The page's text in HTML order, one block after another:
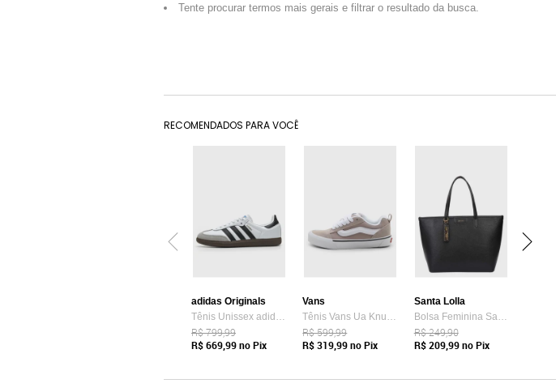
Tente procurar termos mais gerais e filtrar o resultado da busca.
RECOMENDADOS PARA VOCÊ
adidas Originals
Tênis Unissex adidas Originals Samba OG Branco
R$ 799,99
R$ 669,99no Pix
Vans
Tênis Vans Ua Knu Skool Bege
R$ 599,99
R$ 319,99no Pix
Santa Lolla
Bolsa Feminina Santa Lolla Tote Preta
R$ 249,90
R$ 209,99no Pix